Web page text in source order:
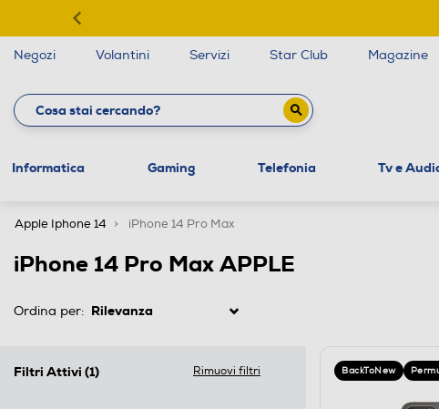
Negozi Volantini Servizi Star Club Magazine
Informatica Gaming Telefonia Tv e
Apple Iphone 14 iPhone 14 Pro Max
iPhone 14 Pro Max APPLE
Ordina per:
Filtri Attivi (1) Rimuovi filtri BackToNew